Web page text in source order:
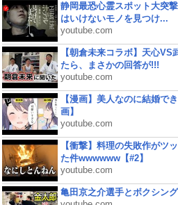
静岡最恐心霊スポット大突
はいけないモノを見つけ...
youtube.com
【朝倉未来コラボ】天心VS
たら、まさかの回答が!!!
youtube.com
【漫画】美人なのに結婚で
画】
youtube.com
【衝撃】料理の失敗作がツ
た件wwwwww【#2】
youtube.com
亀田京之介選手とボクシン